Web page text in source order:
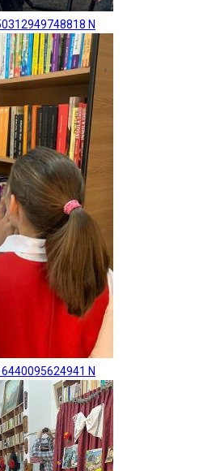
N
N